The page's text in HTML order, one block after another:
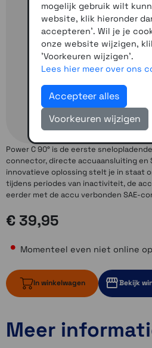
Power C 90° is de eerste
connector, directe accuaansluiting en
innovatieve oplossing stelt je in staat
tijdens periodes van inactiviteit, de
eerder met de accu verbonden SAE-
€ 39,95
Momenteel even niet online
In winkelwagen Bekijk
Momenteel even
Momenteel
Meer
mogelijk gebruik wilt
website, klik hieronder
accepteren'. Wil je je
onze website wijzigen,
'Voorkeuren wijzigen'.
Lees hier meer over ons
Accepteer alles
Voorkeuren wijzigen